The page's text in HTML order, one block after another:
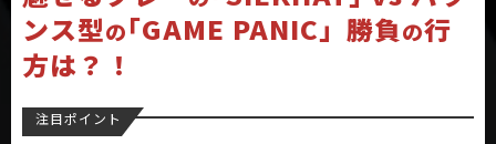
ンス型の｢GAME PANIC」 勝負の行
方は？！
注目ポイント